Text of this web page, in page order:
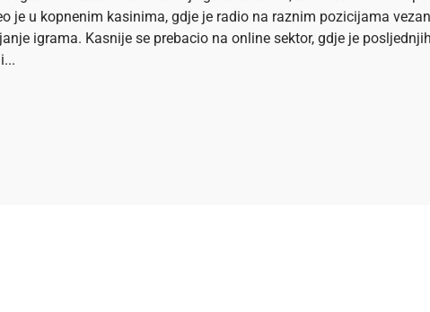
je u kopnenim kasinima, gdje je radio na raznim pozicijama
igrama. Kasnije se prebacio na online sektor, gdje je